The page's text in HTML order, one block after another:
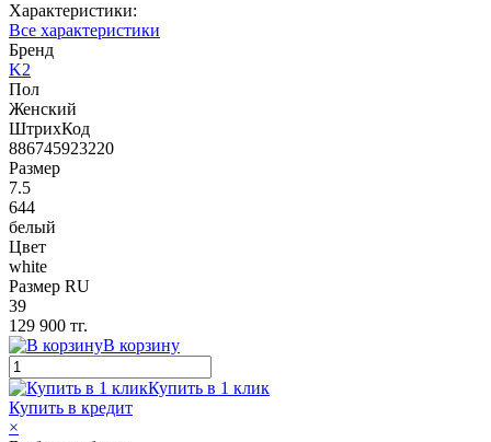
Характеристики:
Все характеристики
Бренд
K2
Пол
Женский
ШтрихКод
886745923220
Размер
7.5
644
белый
Цвет
white
Размер RU
39
129 900 тг.
В корзину
Купить в 1 клик
Купить в кредит
×